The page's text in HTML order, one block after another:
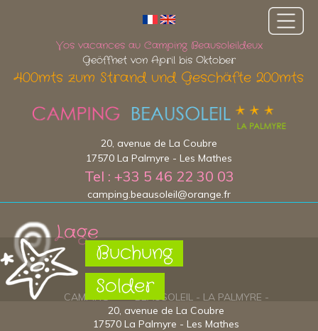
Buchung
Solder
Vos vacances au Camping Beausoleildeux
Geöffnet von April bis Oktober
400mts zum Strand und Geschäfte 200mts
20, avenue de La Coubre
17570 La Palmyre - Les Mathes
Tel : +33 5 46 22 30 03
camping.beausoleil@orange.fr
Lage
CAMPING * * * BEAUSOLEIL - LA PALMYRE -
20, avenue de La Coubre
17570 La Palmyre - Les Mathes